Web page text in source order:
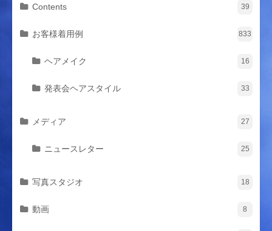
Contents 39
お客様着用例 833
ヘアメイク 16
発表会ヘアスタイル 33
メディア 27
ニュースレター 25
写真スタジオ 18
動画 8